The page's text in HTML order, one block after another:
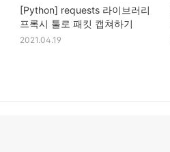
[Python] requests 라이브러리
프록시 툴로 패킷 캡쳐하기
2021.04.19